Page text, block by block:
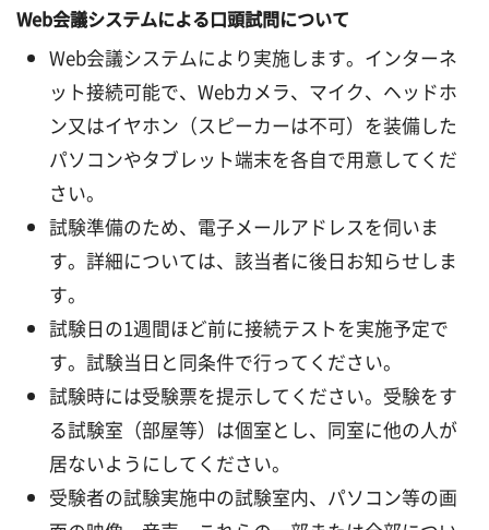
Web会議システムによる口頭試問について
Web会議システムにより実施します。インターネ
ット接続可能で、Webカメラ、マイク、ヘッドホ
ン又はイヤホン（スピーカーは不可）を装備した
パソコンやタブレット端末を各自で用意してくだ
さい。
試験準備のため、電子メールアドレスを伺いま
す。詳細については、該当者に後日お知らせしま
す。
試験日の1週間ほど前に接続テストを実施予定で
す。試験当日と同条件で行ってください。
試験時には受験票を提示してください。受験をす
る試験室（部屋等）は個室とし、同室に他の人が
居ないようにしてください。
受験者の試験実施中の試験室内、パソコン等の画